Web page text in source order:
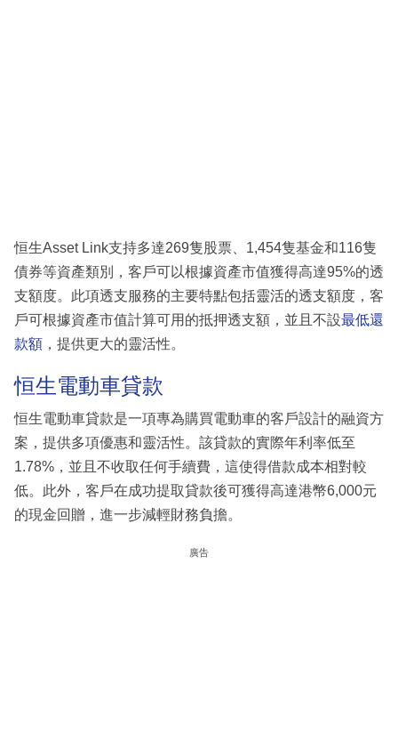
恒生Asset Link支持多達269隻股票、1,454隻基金和116隻
債券等資產類別，客戶可以根據資產市值獲得高達95%的透
支額度。此項透支服務的主要特點包括靈活的透支額度，客
戶可根據資產市值計算可用的抵押透支額，並且不設最低還
款額 ，提供更大的靈活性。
恒生電動車貸款
恒生電動車貸款是一項專為購買電動車的客戶設計的融資方
案，提供多項優惠和靈活性。該貸款的實際年利率低至
1.78%，並且不收取任何手續費，這使得借款成本相對較
低。此外，客戶在成功提取貸款後可獲得高達港幣6,000元
的現金回贈，進一步減輕財務負擔。
廣告